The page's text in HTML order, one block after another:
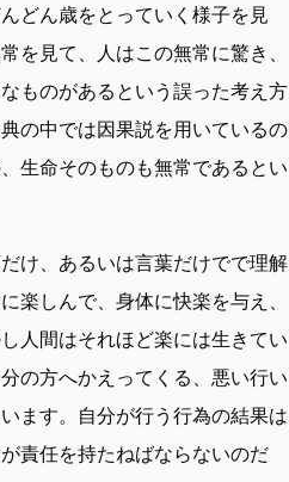
どん歳をとっていく様子を見
を見て、人はこの無常に驚き、
ものがあるという誤った考え方
の中では因果説を用いているの
生命そのものも無常であるとい
け、あるいは言葉だけでで理解
楽しんで、身体に快楽を与え、
人間はそれほど楽には生きてい
の方へかえってくる、悪い行い
ます。自分が行う行為の結果は
責任を持たねばならないのだ